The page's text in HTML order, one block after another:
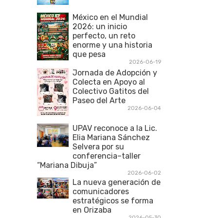
México en el Mundial
2026: un inicio
perfecto, un reto
enorme y una historia
que pesa
2026-06-19
Jornada de Adopción y
Colecta en Apoyo al
Colectivo Gatitos del
Paseo del Arte
2026-06-04
UPAV reconoce a la Lic.
Elia Mariana Sánchez
Selvera por su
conferencia–taller
“Mariana Dibuja”
2026-06-02
La nueva generación de
comunicadores
estratégicos se forma
en Orizaba